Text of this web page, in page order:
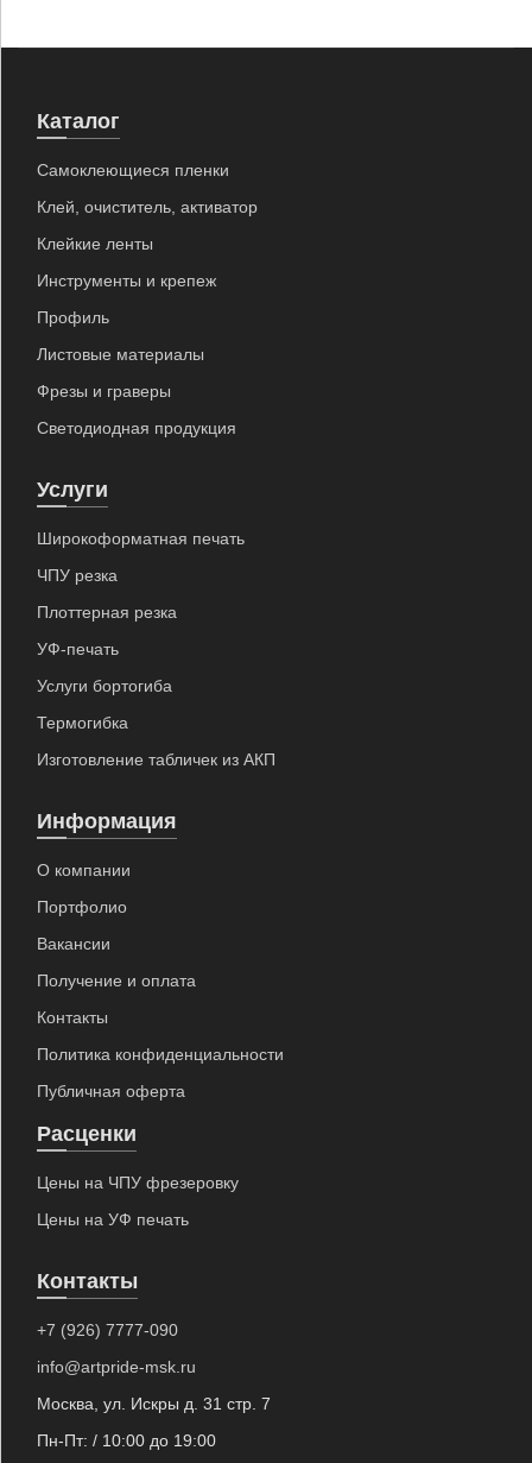
Каталог
Самоклеющиеся пленки
Клей, очиститель, активатор
Клейкие ленты
Инструменты и крепеж
Профиль
Листовые материалы
Фрезы и граверы
Светодиодная продукция
Услуги
Широкоформатная печать
ЧПУ резка
Плоттерная резка
УФ-печать
Услуги бортогиба
Термогибка
Изготовление табличек из АКП
Информация
О компании
Портфолио
Вакансии
Получение и оплата
Контакты
Политика конфиденциальности
Публичная оферта
Расценки
Цены на ЧПУ фрезеровку
Цены на УФ печать
Контакты
+7 (926) 7777-090
info@artpride-msk.ru
Москва, ул. Искры д. 31 стр. 7
Пн-Пт: / 10:00 до 19:00